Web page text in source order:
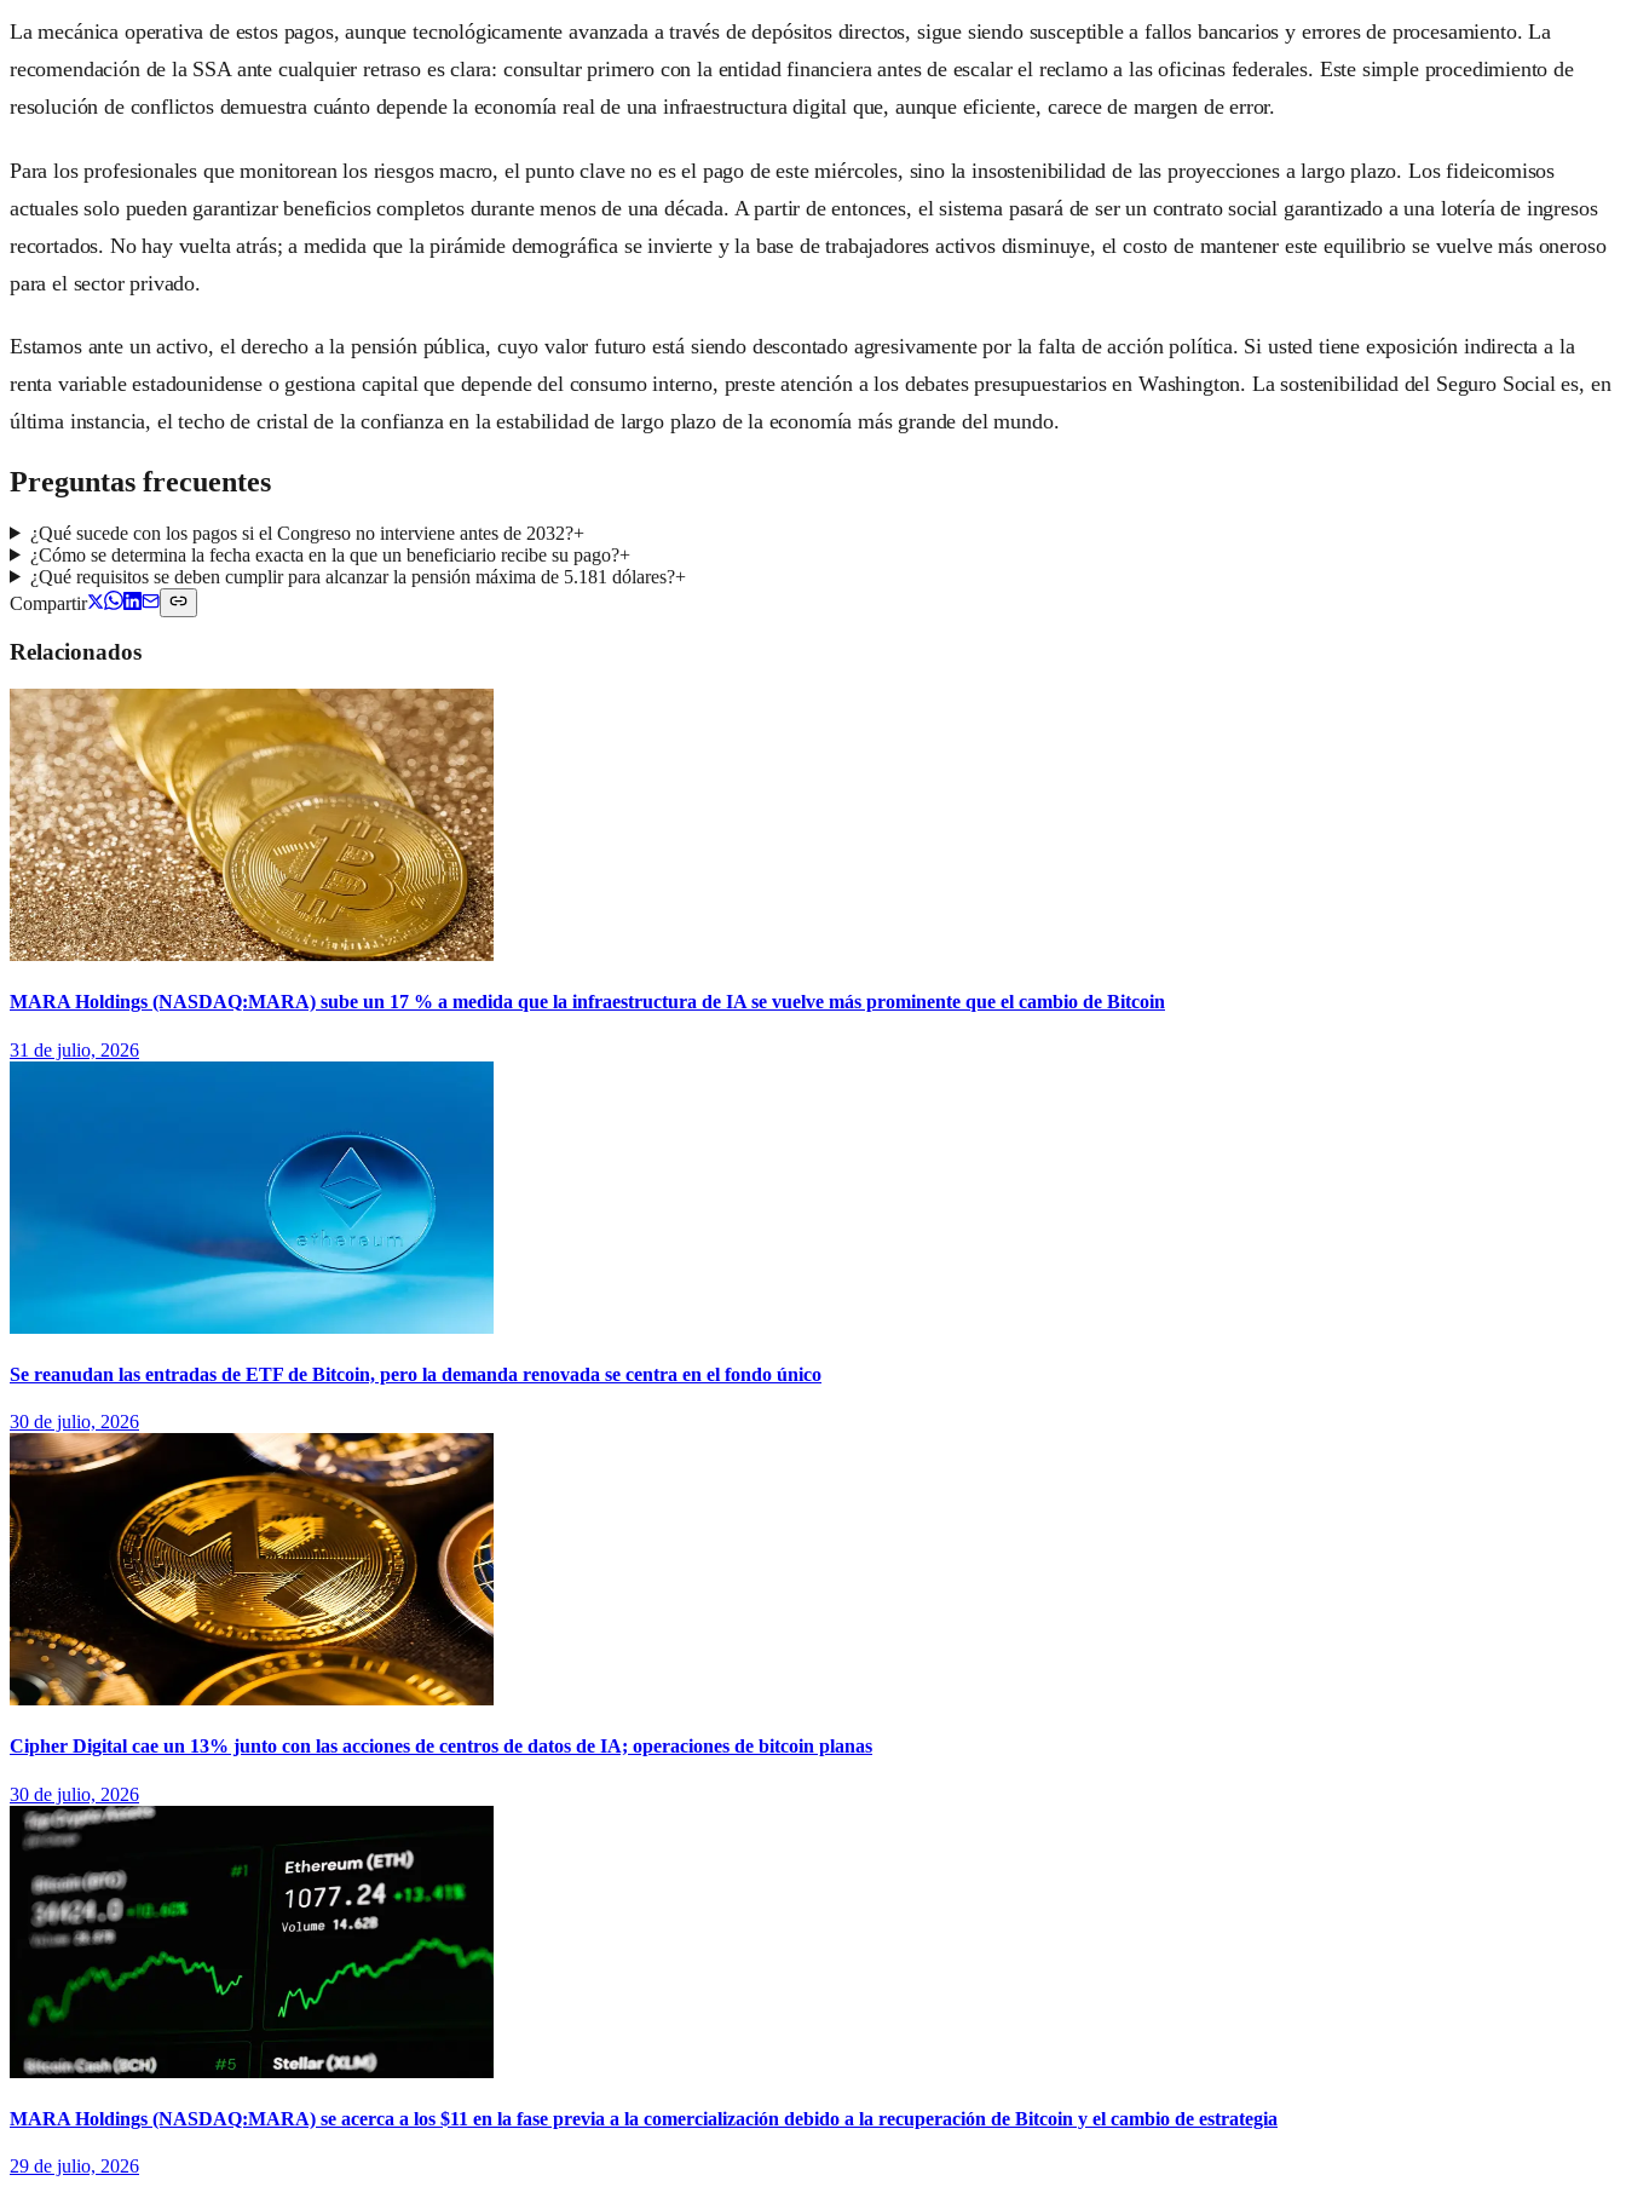
La mecánica operativa de estos pagos, aunque tecnológicamente avanzada a través de depósitos directos, sigue siendo susceptible a fallos bancarios y errores de procesamiento. La
recomendación de la SSA ante cualquier retraso es clara: consultar primero con la entidad financiera antes de escalar el reclamo a las oficinas federales. Este simple procedimiento de
resolución de conflictos demuestra cuánto depende la economía real de una infraestructura digital que, aunque eficiente, carece de margen de error.
Para los profesionales que monitorean los riesgos macro, el punto clave no es el pago de este miércoles, sino la insostenibilidad de las proyecciones a largo plazo. Los fideicomisos
actuales solo pueden garantizar beneficios completos durante menos de una década. A partir de entonces, el sistema pasará de ser un contrato social garantizado a una lotería de ingresos
recortados. No hay vuelta atrás; a medida que la pirámide demográfica se invierte y la base de trabajadores activos disminuye, el costo de mantener este equilibrio se vuelve más oneroso
para el sector privado.
Estamos ante un activo, el derecho a la pensión pública, cuyo valor futuro está siendo descontado agresivamente por la falta de acción política. Si usted tiene exposición indirecta a la
renta variable estadounidense o gestiona capital que depende del consumo interno, preste atención a los debates presupuestarios en Washington. La sostenibilidad del Seguro Social es, en
última instancia, el techo de cristal de la confianza en la estabilidad de largo plazo de la economía más grande del mundo.
Preguntas frecuentes
¿Qué sucede con los pagos si el Congreso no interviene antes de 2032?+
¿Cómo se determina la fecha exacta en la que un beneficiario recibe su pago?+
¿Qué requisitos se deben cumplir para alcanzar la pensión máxima de 5.181 dólares?+
Compartir
Relacionados
MARA Holdings (NASDAQ:MARA) sube un 17 % a medida que la infraestructura de IA se vuelve más prominente que el cambio de Bitcoin
31 de julio, 2026
Se reanudan las entradas de ETF de Bitcoin, pero la demanda renovada se centra en el fondo único
30 de julio, 2026
Cipher Digital cae un 13% junto con las acciones de centros de datos de IA; operaciones de bitcoin planas
30 de julio, 2026
MARA Holdings (NASDAQ:MARA) se acerca a los $11 en la fase previa a la comercialización debido a la recuperación de Bitcoin y el cambio de estrategia
29 de julio, 2026